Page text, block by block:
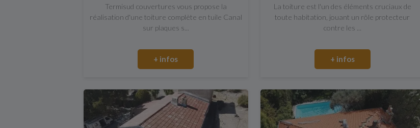
Termisud couvertures vous propose la
réalisation d'une toiture complète en tuile Canal
sur plaques s...
+ infos
La toiture est l'un des éléments cruciaux de
toute habitation, jouant un rôle protecteur
contre les ...
+ infos